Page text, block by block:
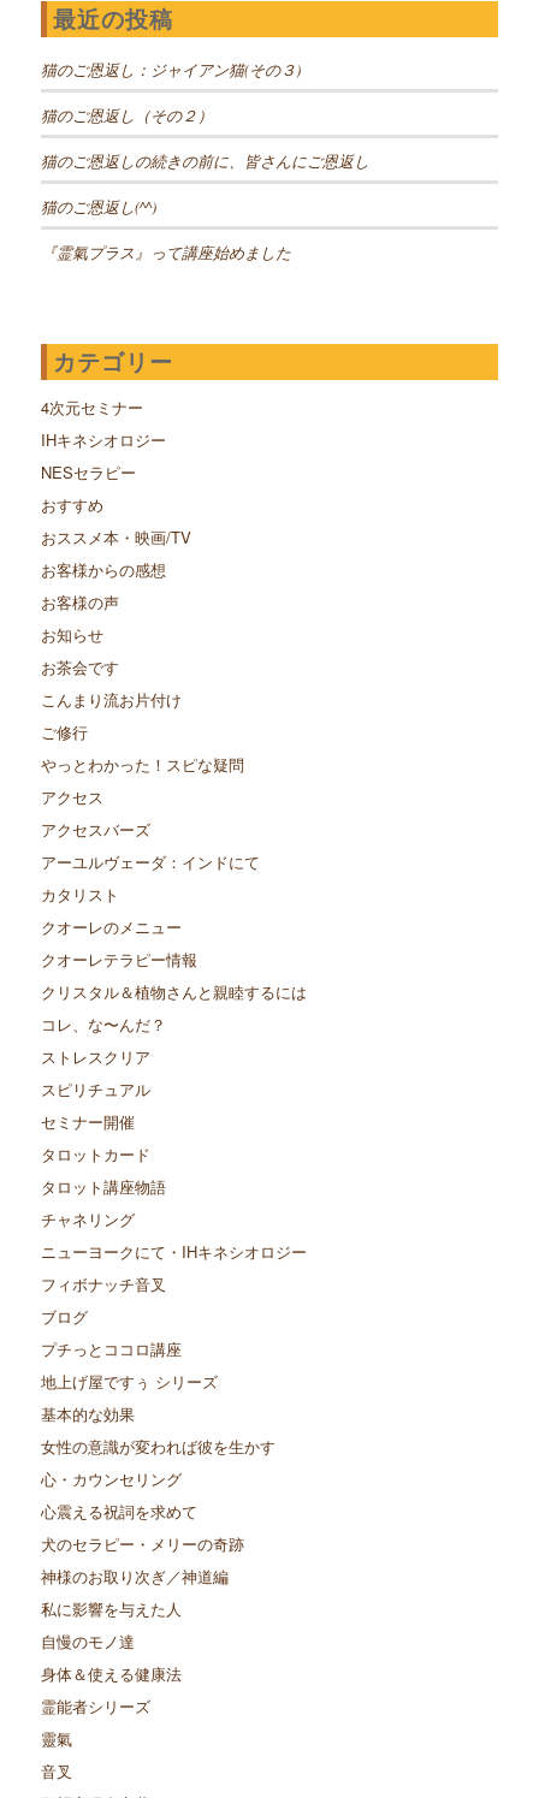
最近の投稿
猫のご恩返し：ジャイアン猫(その３)
猫のご恩返し（その２）
猫のご恩返しの続きの前に、皆さんにご恩返し
猫のご恩返し(^^)
『霊氣プラス』って講座始めました
カテゴリー
4次元セミナー
IHキネシオロジー
NESセラピー
おすすめ
おススメ本・映画/TV
お客様からの感想
お客様の声
お知らせ
お茶会です
こんまり流お片付け
ご修行
やっとわかった！スピな疑問
アクセス
アクセスバーズ
アーユルヴェーダ：インドにて
カタリスト
クオーレのメニュー
クオーレテラピー情報
クリスタル＆植物さんと親睦するには
コレ、な〜んだ？
ストレスクリア
スピリチュアル
セミナー開催
タロットカード
タロット講座物語
チャネリング
ニューヨークにて・IHキネシオロジー
フィボナッチ音叉
ブログ
プチっとココロ講座
地上げ屋ですぅ シリーズ
基本的な効果
女性の意識が変われば彼を生かす
心・カウンセリング
心震える祝詞を求めて
犬のセラピー・メリーの奇跡
神様のお取り次ぎ／神道編
私に影響を与えた人
自慢のモノ達
身体＆使える健康法
霊能者シリーズ
靈氣
音叉